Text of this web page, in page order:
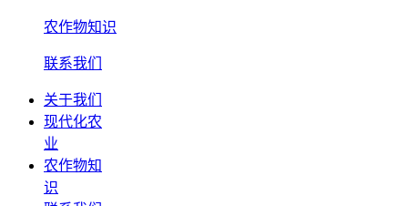
农作物知识
联系我们
关于我们
现代化农
业
农作物知
识